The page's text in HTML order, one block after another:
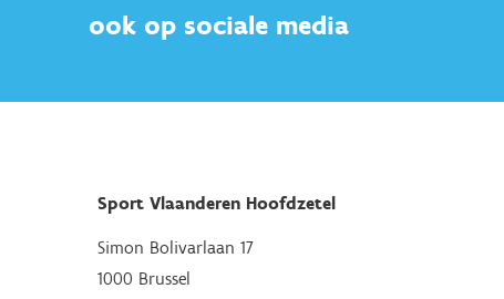
ook op sociale media
Sport Vlaanderen Hoofdzetel
Simon Bolivarlaan 17
1000 Brussel